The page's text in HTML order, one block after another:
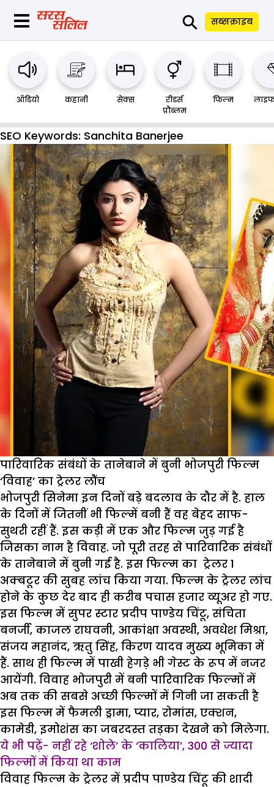
⚲ सब्सक्राइब
ऑडियो कहानी सेक्स
रीडर्स
प्रौब्लम
फिल्म
SEO Keywords: Sanchita Banerjee
पारिवारिक संबंधों के तानेबाने में बुनी भोजपुरी फिल्म
‘विवाह’ का ट्रेलर लौंच
भोजपुरी सिनेमा इन दिनों बड़े बदलाव के दौर में है. हाल
के दिनों में जितनीं भी फिल्में बनी हैं वह बेहद साफ-
सुथरी रहीं हैं. इस कड़ी में एक और फिल्म जुड़ गई है
जिसका नाम है विवाह. जो पूरी तरह से पारिवारिक संबंधों
के तानेबाने में बुनी गई है. इस फिल्म का ट्रेलर 1
अक्बटूर की सुबह लांच किया गया. फिल्म के ट्रेलर लांच
होने के कुछ देर बाद ही करीब पचास हजार व्यूअर हो गए.
इस फिल्म में सुपर स्टार प्रदीप पाण्डेय चिंटू, संचिता
बनर्जी, काजल राघवनी, आकांक्षा अवस्‍थी, अवधेश मिश्रा,
संजय महानंद, ऋतु सिंह, किरण यादव मुख्‍य भूमिका में
हैं. साथ ही फिल्म में पाखी हेगड़े भी गेस्ट के रूप में नजर
आयेंगी. विवाह भोजपुरी में बनी पारिवारिक फिल्मों में
अब तक की सबसे अच्छी फिल्मों में गिनी जा सकती है
इस फिल्म में फैमली ड्रामा, प्यार, रोमांस, एक्शन,
कामेडी, इमोशंस का जबरदस्त तड़का देखने को मिलेगा.
ये भी पढ़ें- नहीं रहे ‘शोले’ के ‘कालिया’, 300 से ज्यादा
फिल्मों में किया था काम
विवाह फिल्म के ट्रेलर में प्रदीप पाण्डेय चिंटू की शादी